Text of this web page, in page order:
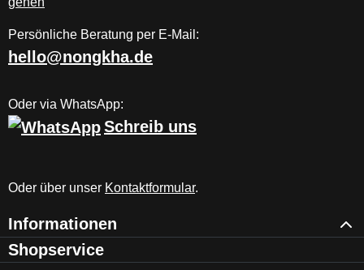
Persönliche Beratung per E-Mail:
hello@nongkha.de
Oder via WhatsApp:
Schreib uns
Oder über unser Kontaktformular.
Informationen
Shopservice